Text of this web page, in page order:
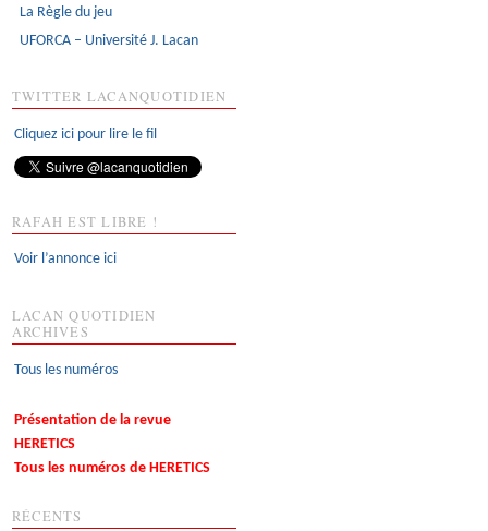
La Règle du jeu
UFORCA – Université J. Lacan
TWITTER LACANQUOTIDIEN
Cliquez ici pour lire le fil
RAFAH EST LIBRE !
Voir l’annonce ici
LACAN QUOTIDIEN
ARCHIVES
Tous les numéros
Présentation de la revue
HERETICS
Tous les numéros de HERETICS
RÉCENTS